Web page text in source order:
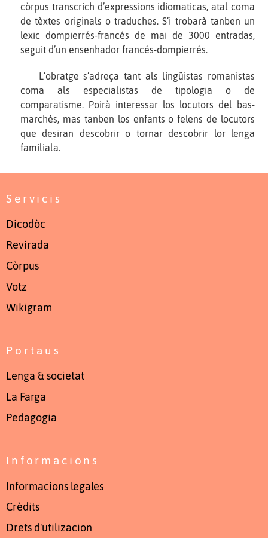
còrpus transcrich d’expressions idiomaticas, atal coma
de tèxtes originals o traduches. S’i trobarà tanben un
lexic dompierrés-francés de mai de 3000 entradas,
seguit d’un ensenhador francés-dompierrés.
L’obratge s’adreça tant als lingüistas romanistas
coma als especialistas de tipologia o de
comparatisme. Poirà interessar los locutors del bas-
marchés, mas tanben los enfants o felens de locutors
que desiran descobrir o tornar descobrir lor lenga
familiala.
Servicis
Dicodòc
Revirada
Còrpus
Votz
Wikigram
Portaus
Lenga & societat
La Farga
Pedagogia
Informacions
Informacions legales
Crèdits
Drets d'utilizacion